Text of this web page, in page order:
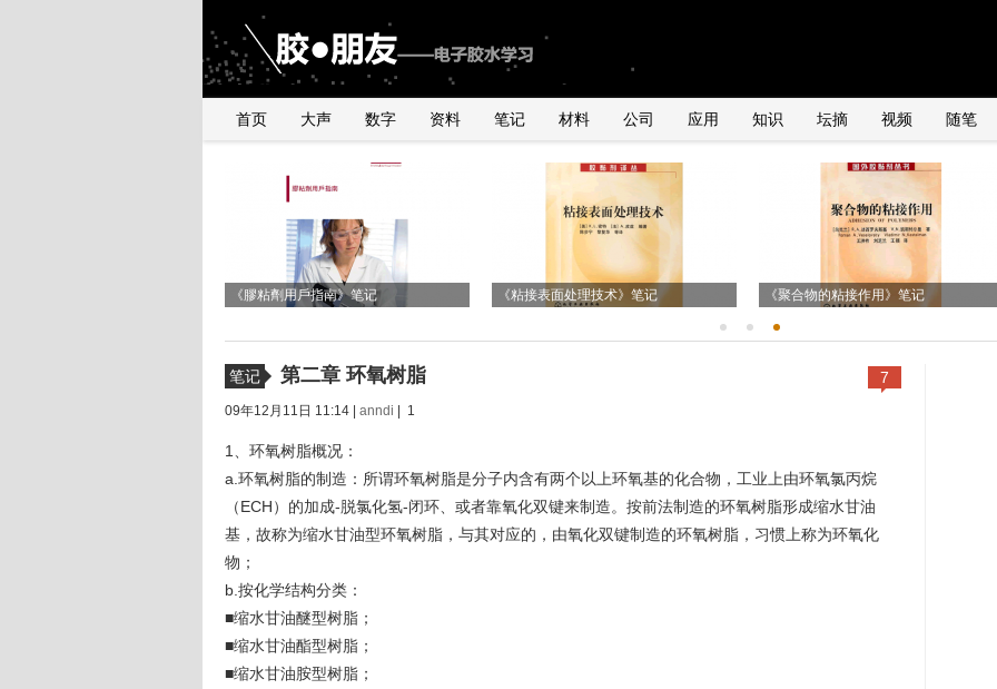
首页 大声 数字 资料 笔记 材料 公司 应用 知识 坛摘 视频 随笔
与UNDERFILL世界级高手交流有感
由2011年全球手机销量数据臆测
UNDERFILL的用量
关于POP封装用underfill胶水初探
《2010年银粉与浆料产品行业研讨会》
有感
国内外导电银粉、银浆、导电胶市场状
况
关于导电胶在石英谐振器、LED及IC领
域的应用
《膠粘劑用戶指南》笔记 《粘接表面处理技术》笔记 《聚合物的粘接作用》笔记
笔记 7
第二章 环氧树脂
09年12月11日 11:14 | anndi | 1
1、环氧树脂概况：
a.环氧树脂的制造：所谓环氧树脂是分子内含有两个以上环氧基的化合物，工业上由环氧氯丙烷
（ECH）的加成-脱氯化氢-闭环、或者靠氧化双键来制造。按前法制造的环氧树脂形成缩水甘油
基，故称为缩水甘油型环氧树脂，与其对应的，由氧化双键制造的环氧树脂，习惯上称为环氧化
物；
b.按化学结构分类：
■缩水甘油醚型树脂；
■缩水甘油酯型树脂；
■缩水甘油胺型树脂；